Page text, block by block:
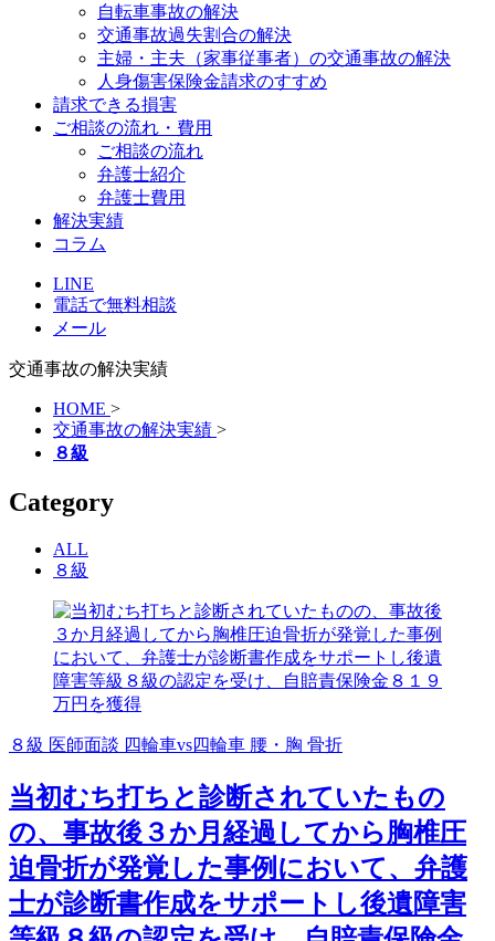
自転車事故の解決
交通事故過失割合の解決
主婦・主夫（家事従事者）の交通事故の解決
人身傷害保険金請求のすすめ
請求できる損害
ご相談の流れ・費用
ご相談の流れ
弁護士紹介
弁護士費用
解決実績
コラム
LINE
電話で無料相談
メール
交通事故の解決実績
HOME >
交通事故の解決実績 >
８級
Category
ALL
８級
８級 医師面談 四輪車vs四輪車 腰・胸 骨折
当初むち打ちと診断されていたもの
の、事故後３か月経過してから胸椎圧
迫骨折が発覚した事例において、弁護
士が診断書作成をサポートし後遺障害